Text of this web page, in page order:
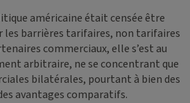
américaine était censée être
les barrières tarifaires, non tarifaires
commerciaux, elle s’est au
arbitraire, ne se concentrant que
bilatérales, pourtant à bien des
avantages comparatifs.